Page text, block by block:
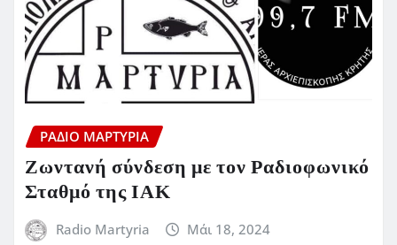
ΡΆΔΙΟ ΜΑΡΤΥΡΊΑ
Ζωντανή σύνδεση με τον Ραδιοφωνικό
Σταθμό της ΙΑΚ
Radio Martyria Μάι 18, 2024